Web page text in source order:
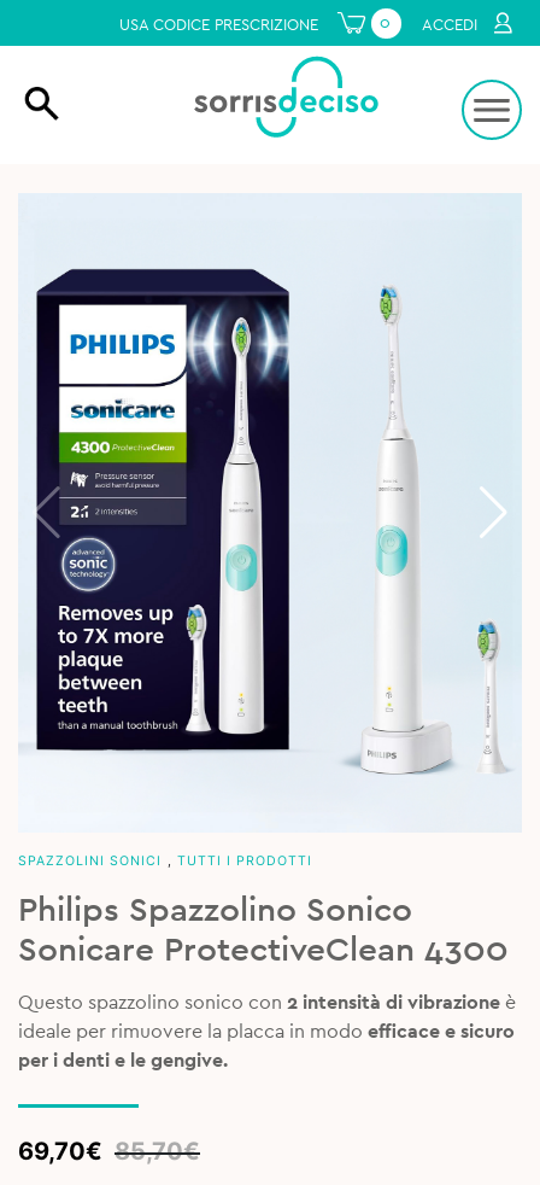
USA CODICE PRESCRIZIONE 0 ACCEDI
SPAZZOLINI SONICI TUTTI I PRODOTTI
Philips Spazzolino Sonico
Sonicare ProtectiveClean 4300
Questo spazzolino sonico con 2 intensità di vibrazione è
ideale per rimuovere la placca in modo efficace e sicuro
per i denti e le gengive.
85,70€
Original
69,70€
Current